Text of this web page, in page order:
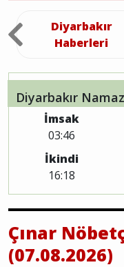
Diyarbakır
Haberleri
Diyarbakır
İmsak
03:46
İkindi
16:18
Çınar
(07.08.2026)